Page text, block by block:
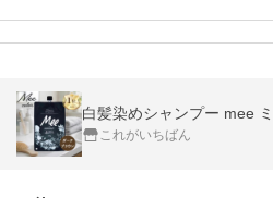
白髪染めシャンプー mee
これがいちばん